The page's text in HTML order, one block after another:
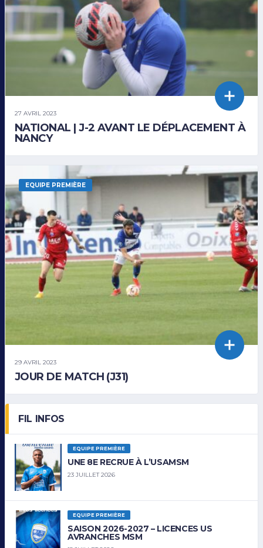
27 AVRIL 2023
NATIONAL | J-2 AVANT LE DÉPLACEMENT À
NANCY
EQUIPE PREMIÈRE
29 AVRIL 2023
JOUR DE MATCH (J31)
FIL INFOS
EQUIPE PREMIÈRE
UNE 8E RECRUE À L’USAMSM
23 JUILLET 2026
EQUIPE PREMIÈRE
SAISON 2026-2027 – LICENCES US
AVRANCHES MSM